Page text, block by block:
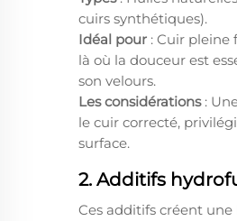
cuirs synthétiques).
Idéal pour : Cuir pleine
là où la douceur est
son velours.
Les considérations :
le cuir correcté,
surface.
2. Additifs
Ces additifs créent